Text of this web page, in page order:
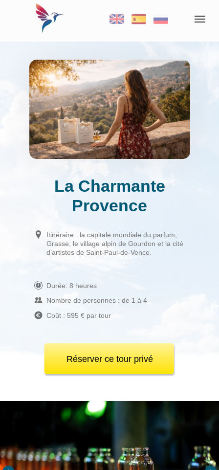
Réserver ce tour privé
La Charmante
Provence
Durée: 8 heures
Nombre de personnes : de 1 à 4
Coût : 595 € par tour
Itinéraire : la capitale mondiale du parfum,
Grasse, le village alpin de Gourdon et la cité
d’artistes de Saint-Paul-de-Vence.